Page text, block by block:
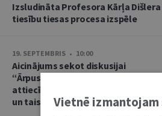
Izsludināta Profesora Kārļa
tiesību tiesas procesa izspēle
19. SEPTEMBRIS • 10:00
Aicinājums sekot diskusijai
“Ārpustiesas krimināltiesisko
attiecību noregulēšana – vai efektīva
un taisnīga?”Vietnē